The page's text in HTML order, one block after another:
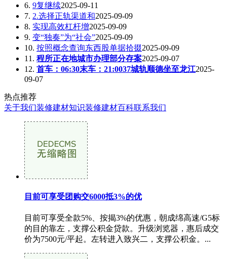
6. 9复继续2025-09-11
7. 2.选择正轨渠道和2025-09-09
8. 实现高效杠杆增2025-09-09
9. 变“独奏”为“社会”2025-09-09
10. 按照概念查询东西股单据拾掇2025-09-09
11. 程所正在地城市办理部分存案2025-09-07
12. 首车：06:30末车：21:0037城轨顺德坐至龙江2025-
09-07
热点推荐
关于我们装修建材知识装修建材百科联系我们
目前可享受团购交6000抵3%的优
目前可享受全款5%、按揭3%的优惠，朝成绵高速/G5标
的目的靠左，支撑公积金贷款。升级浏览器，惠后成交
价为7500元/平起。左转进入致兴二，支撑公积金。...